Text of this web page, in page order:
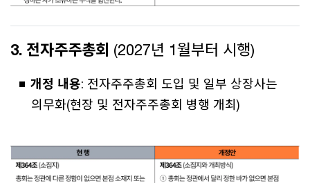
3. 전자주주총회 (2027년 1월부터 시행)
개정 내용: 전자주주총회 도입 및 일부 상장사는
의무화(현장 및 전자주주총회 병행 개최)